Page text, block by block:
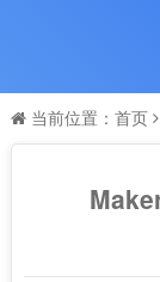
当前位置： 首页